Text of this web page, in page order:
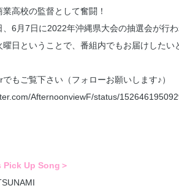
高校の監督として奮闘！
6月7日に2022年沖縄県大会の抽選会が行わ
曜日ということで、番組内でもお届けしたい
もご覧下さい（フォローお願いします♪）
AfternoonviewF/status/
Pick Up Song＞